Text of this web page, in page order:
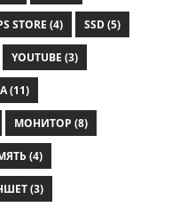
STORE (4) SSD (5)
YOUTUBE (3)
(11)
МОНИТОР (8)
(4)
(3)